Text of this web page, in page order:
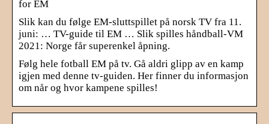
for EM
Slik kan du følge EM-sluttspillet på norsk TV fra 11.
juni: … TV-guide til EM … Slik spilles håndball-VM
2021: Norge får superenkel åpning.
Følg hele fotball EM på tv. Gå aldri glipp av en kamp
igjen med denne tv-guiden. Her finner du informasjon
om når og hvor kampene spilles!